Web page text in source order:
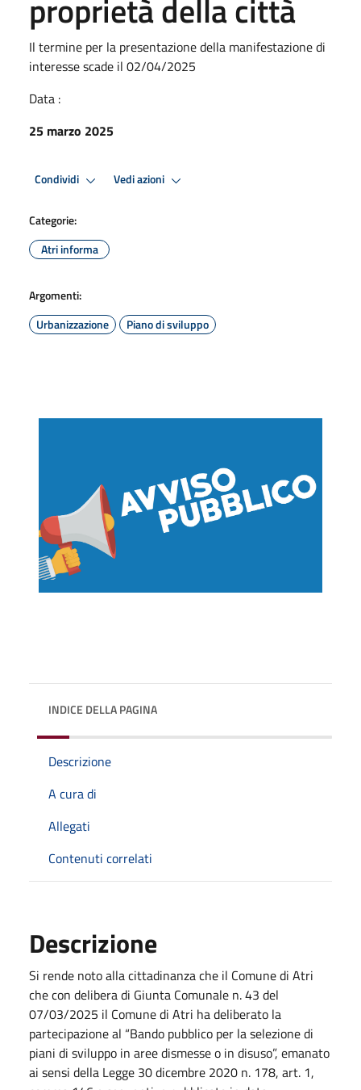
proprietà della città
Il termine per la presentazione della manifestazione di
interesse scade il 02/04/2025
Data :
25 marzo 2025
Condividi Vedi azioni
Categorie:
Atri informa
Argomenti:
Urbanizzazione
Piano di sviluppo
INDICE DELLA PAGINA
Descrizione
A cura di
Allegati
Contenuti correlati
Descrizione
Si rende noto alla cittadinanza che il Comune di Atri
che con delibera di Giunta Comunale n. 43 del
07/03/2025 il Comune di Atri ha deliberato la
partecipazione al “Bando pubblico per la selezione di
piani di sviluppo in aree dismesse o in disuso”, emanato
ai sensi della Legge 30 dicembre 2020 n. 178, art. 1,